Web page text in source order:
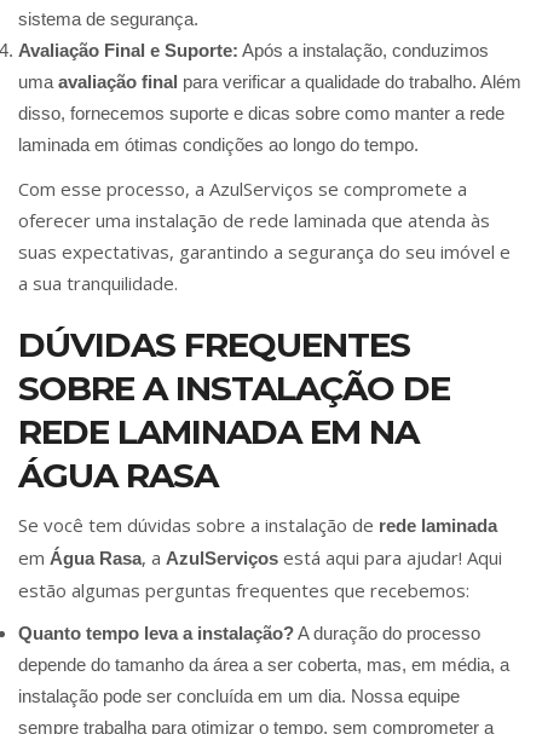
sistema de segurança.
Avaliação Final e Suporte: Após a instalação, conduzimos
uma avaliação final para verificar a qualidade do trabalho. Além
disso, fornecemos suporte e dicas sobre como manter a rede
laminada em ótimas condições ao longo do tempo.
Com esse processo, a AzulServiços se compromete a
oferecer uma instalação de rede laminada que atenda às
suas expectativas, garantindo a segurança do seu imóvel e
a sua tranquilidade.
DÚVIDAS FREQUENTES
SOBRE A INSTALAÇÃO DE
REDE LAMINADA EM NA
ÁGUA RASA
Se você tem dúvidas sobre a instalação de rede laminada
em Água Rasa, a AzulServiços está aqui para ajudar! Aqui
estão algumas perguntas frequentes que recebemos:
Quanto tempo leva a instalação?A duração do processo
depende do tamanho da área a ser coberta, mas, em média, a
instalação pode ser concluída em um dia. Nossa equipe
sempre trabalha para otimizar o tempo, sem comprometer a